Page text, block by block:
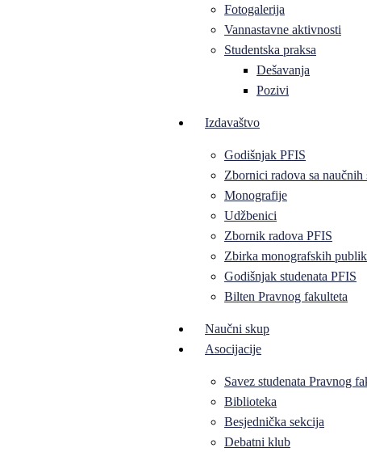
Fotogalerija
Vannastavne aktivnosti
Studentska praksa
Dešavanja
Pozivi
Izdavaštvo
Godišnjak PFIS
Zbornici radova sa naučnih
Monografije
Udžbenici
Zbornik radova PFIS
Zbirka monografskih
Godišnjak studenata PFIS
Bilten Pravnog fakulteta
Naučni skup
Asocijacije
Savez studenata Pravnog
Biblioteka
Besjednička sekcija
Debatni klub